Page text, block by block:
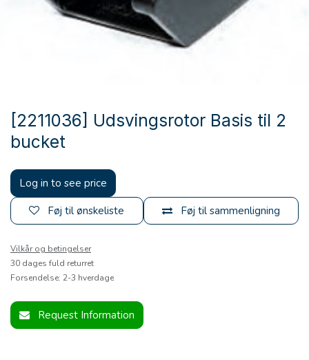
[2211036] Udsvingsrotor Basis til 2
bucket
Log in to see price
Føj til sammenligning
Føj til ønskeliste
Vilkår og betingelser
30 dages fuld returret
Forsendelse: 2-3 hverdage
Request Information